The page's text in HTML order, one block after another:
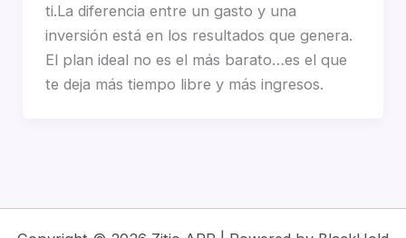
ti.La diferencia entre un gasto y una
inversión está en los resultados que genera.
El plan ideal no es el más barato…es el que
te deja más tiempo libre y más ingresos.